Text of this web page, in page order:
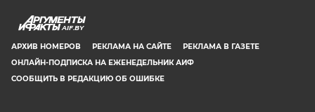
AIF.BY
АРХИВ НОМЕРОВ РЕКЛАМА НА САЙТЕ
РЕКЛАМА В ГАЗЕТЕ
ОНЛАЙН-ПОДПИСКА НА ЕЖЕНЕДЕЛЬНИК АИФ
СООБЩИТЬ В РЕДАКЦИЮ ОБ ОШИБКЕ